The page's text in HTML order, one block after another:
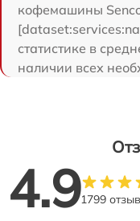
кофемашины
статистике в
наличии всех
4.91799